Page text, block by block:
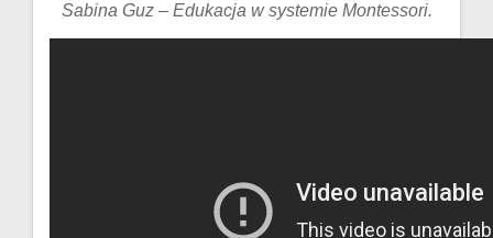
Sabina Guz – Edukacja w systemie Montessori.